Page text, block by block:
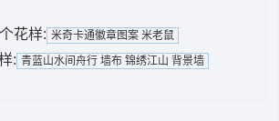
个花样: 米奇卡通徽章图案 米老鼠
: 青蓝山水间舟行 墙布 锦绣江山 背景墙